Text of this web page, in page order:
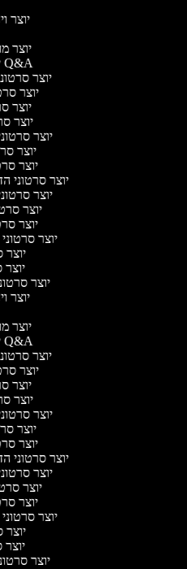
יוצר
יוצר
יוצר סרטוני Q&A
יוצר
יוצר
יוצר
יוצר
יוצר
יוצר
יוצר
יוצר סרטוני
יוצר
יוצר
יוצר
יוצר
יוצר
יוצר
יוצר
יוצר
יוצר
יוצר סרטוני Q&A
יוצר
יוצר
יוצר
יוצר
יוצר
יוצר
יוצר
יוצר סרטוני
יוצר
יוצר
יוצר
יוצר
יוצר
יוצר
יוצר